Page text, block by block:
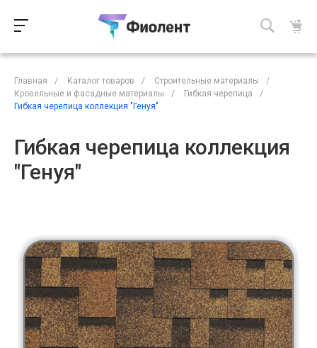
Главная / Каталог товаров / Строительные материалы
/
Кровельные и фасадные материалы
/ Гибкая черепица
/
Гибкая черепица коллекция "Генуя"
Гибкая черепица коллекция
"Генуя"